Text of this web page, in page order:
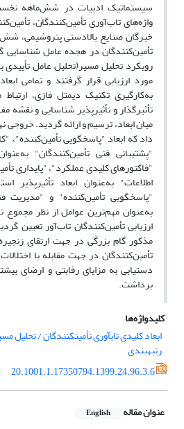
واژه‌های تاب‌آوری تأمین‌کنندگان،
خبرگان صنایع بالادستی پتروشیمی،
تأمین‌کنندگان در هجده عامل
مورد ارزیابی قرار گرفتند و تمامی
به‌کارگیری تکنیک دیمتل فازی،
تأثیرگذار و تأثیرپذیر شناسایی و نقشه
میان ابعاد، ترسیم و ارائه گردید.
داد که ابعاد "پاسخگویی
"پشتیبانی فنی تأمین‌کنندگان"
"فاکتورهای کلیدی عملکرد"، "پایداری
اطلاعات" به‌عنوان ابعاد تأثیرپذیر
"پاسخگویی تأمین‌کننده" و "مدیریت
به‌عنوان مهم‌ترین عوامل از نظر مجموع
ارزیابی تأمین‌کنندگان تاب‌آور تعیین
مذکور گام بزرگی در جهت ارتقای
تأمین‌کنندگان در جهت مقابله با
دستیابی به مزایای رقابتی و ارضای
برداشت.
کلیدواژه‌ها
ابعاد کلیدی تابآوری تأمینکنندگان / تحلیل
رتبهبندی
20.1001.1.17350794.1399.24.96.3.6
عنوان مقاله English